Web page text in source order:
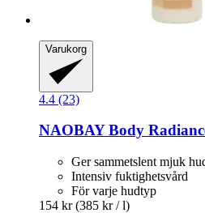
Varukorg
4.4 (23)
NAOBAYBody
Ger sammetslent mjuk
Intensiv fuktighetsvård
För varje hudtyp
154 kr (385 kr / l)